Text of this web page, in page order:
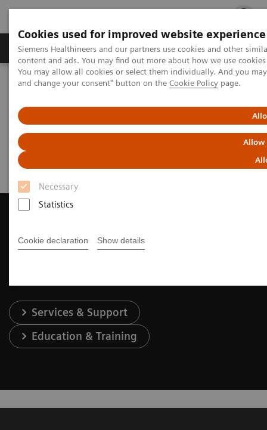
Cookies used for improved website experience
Siemens Healthineers and our partners use cookies and other
content and ads. You may find out more about how we use
You may allow all cookies or select them individually. And you
and change your consent" button on the Cookie Policy page.
Allow
Necessary
Statistics
Cookie declaration Show details
Ürün ve Hizmetler Öne Çıkanlar Sağlık
Siemens Healthineers Türkiye
Tıbbi Görüntüleme
Request a Quote
Contact Us
Services & Support
Education & Training